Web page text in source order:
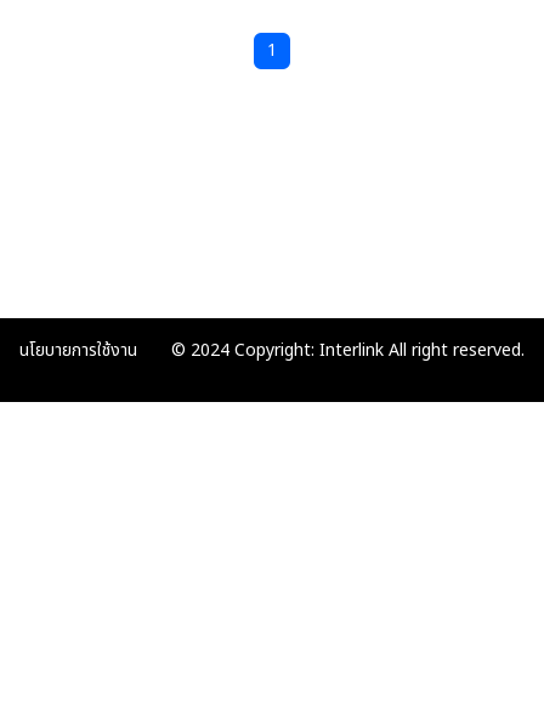
1
นโยบายการใช้งาน © 2024 Copyright: Interlink All right reserved.